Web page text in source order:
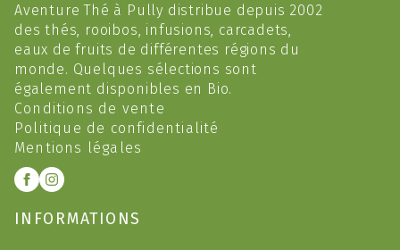
Aventure Thé à Pully distribue depuis 2002
des thés, rooibos, infusions, carcadets,
eaux de fruits de différentes régions du
monde. Quelques sélections sont
également disponibles en Bio.
Conditions de vente
Politique de confidentialité
Mentions légales
INFORMATIONS